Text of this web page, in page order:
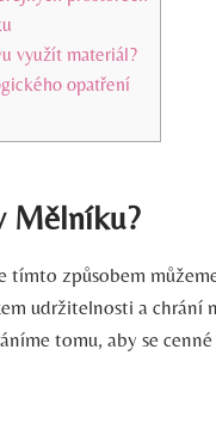
využít materiál?
opatření
Mělníku?
způsobem
udržitelnosti a chrání
tomu, aby se